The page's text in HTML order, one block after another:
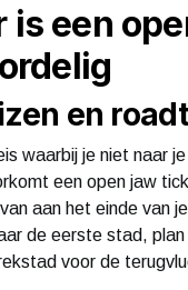
is een
en
waarbij je niet naar
een open jaw
aan het einde van
de eerste stad,
voor de